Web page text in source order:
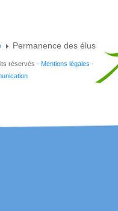
Permanence des élus
réservés - Mentions légales -